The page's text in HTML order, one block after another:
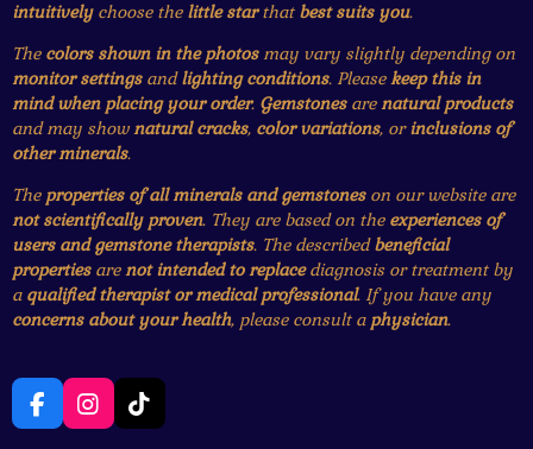
intuitivelychoose the little starthat best suits you.
The colors shown in the photosmay vary slightly depending on
monitor settingsandlighting conditions. Pleasekeep this in
mind when placing your order. Gemstonesarenatural products
and may shownatural cracks, color variations, orinclusions of
other minerals.
The properties of all minerals and gemstoneson our website are
not scientifically proven. They are based on the experiences of
users and gemstone therapists. The describedbeneficial
propertiesarenot intended to replacediagnosis or treatment by
a qualified therapist or medical professional. If you have any
concerns about your health, please consult a physician.
F
a
I
n
T
i